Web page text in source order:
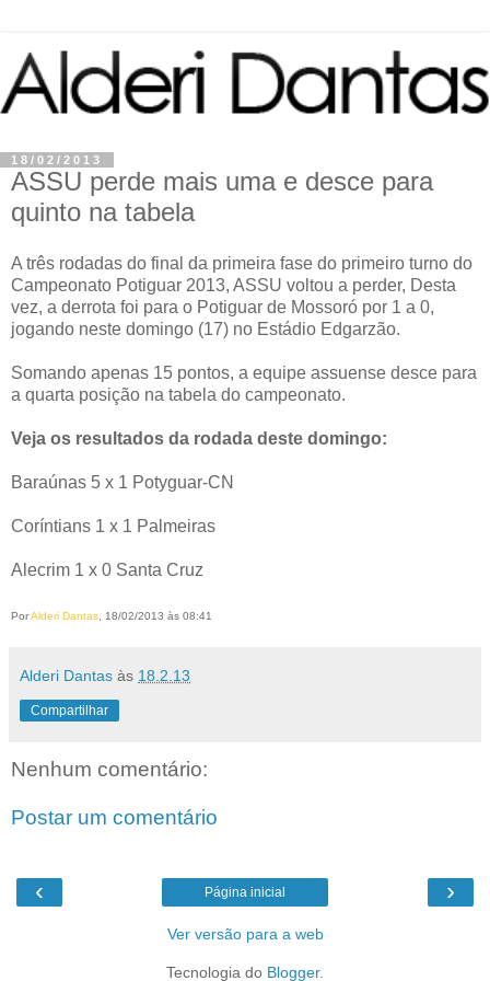
18/02/2013
ASSU perde mais uma e desce para
quinto na tabela
A três rodadas do final da primeira fase do primeiro turno do
Campeonato Potiguar 2013, ASSU voltou a perder, Desta
vez, a derrota foi para o Potiguar de Mossoró por 1 a 0,
jogando neste domingo (17) no Estádio Edgarzão.
Somando apenas 15 pontos, a equipe assuense desce para
a quarta posição na tabela do campeonato.
Veja os resultados da rodada deste domingo:
Baraúnas 5 x 1 Potyguar-CN
Coríntians 1 x 1 Palmeiras
Alecrim 1 x 0 Santa Cruz
PorAlderi Dantas, 18/02/2013 às 08:41
Alderi Dantas às 18.2.13
Compartilhar
Nenhum comentário:
Postar um comentário
‹ ›
Página inicial
Ver versão para a web
Tecnologia do Blogger.